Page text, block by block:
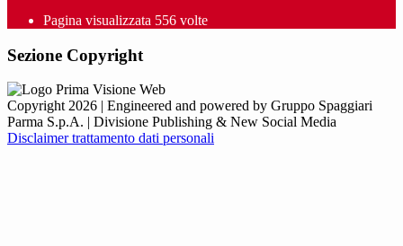
Pagina visualizzata 556 volte
Sezione Copyright
Copyright 2026 | Engineered and powered by Gruppo Spaggiari
Parma S.p.A. | Divisione Publishing & New Social Media
Disclaimer trattamento dati personali